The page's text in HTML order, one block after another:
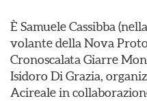
È Samuele Cassibba
volante della Nova
Cronoscalata Giarre
Isidoro Di Grazia,
Acireale in